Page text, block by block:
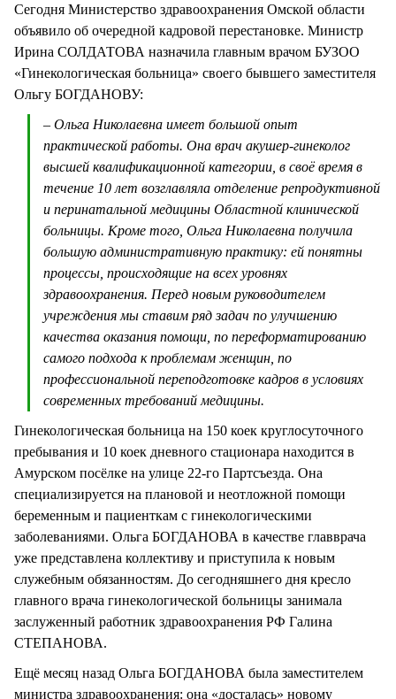
Сегодня Министерство здравоохранения Омской области
объявило об очередной кадровой перестановке. Министр
Ирина СОЛДАТОВА назначила главным врачом БУЗОО
«Гинекологическая больница» своего бывшего заместителя
Ольгу БОГДАНОВУ:
– Ольга Николаевна имеет большой опыт
практической работы. Она врач акушер-гинеколог
высшей квалификационной категории, в своё время в
течение 10 лет возглавляла отделение репродуктивной
и перинатальной медицины Областной клинической
больницы. Кроме того, Ольга Николаевна получила
большую административную практику: ей понятны
процессы, происходящие на всех уровнях
здравоохранения. Перед новым руководителем
учреждения мы ставим ряд задач по улучшению
качества оказания помощи, по переформатированию
самого подхода к проблемам женщин, по
профессиональной переподготовке кадров в условиях
современных требований медицины.
Гинекологическая больница на 150 коек круглосуточного
пребывания и 10 коек дневного стационара находится в
Амурском посёлке на улице 22-го Партсъезда. Она
специализируется на плановой и неотложной помощи
беременным и пациенткам с гинекологическими
заболеваниями. Ольга БОГДАНОВА в качестве главврача
уже представлена коллективу и приступила к новым
служебным обязанностям. До сегодняшнего дня кресло
главного врача гинекологической больницы занимала
заслуженный работник здравоохранения РФ Галина
СТЕПАНОВА.
Ещё месяц назад Ольга БОГДАНОВА была заместителем
министра здравоохранения: она «досталась» новому